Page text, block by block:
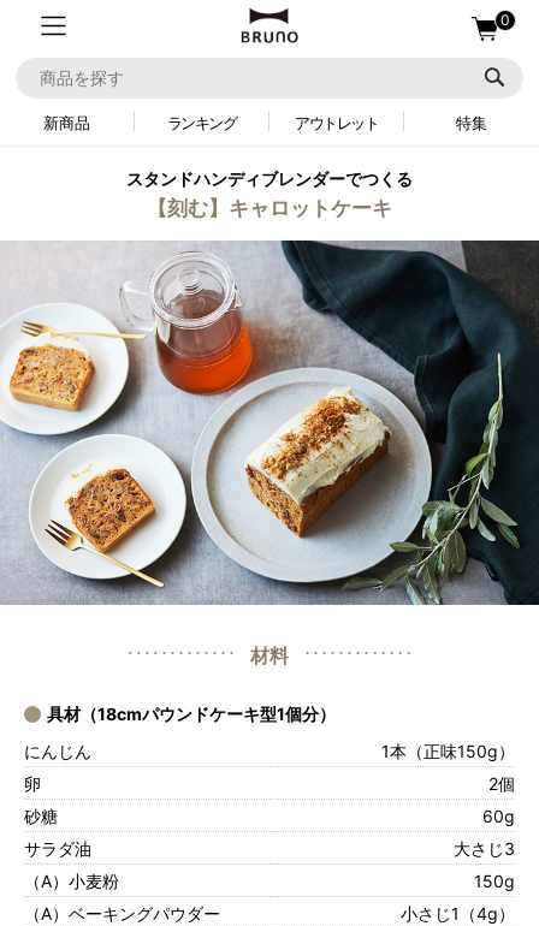
0
新商品 ランキング アウトレット 特集
スタンドハンディブレンダーでつくる
【刻む】キャロットケーキ
材料
具材（18cmパウンドケーキ型1個分）
にんじん
1本（正味150g）
卵
2個
砂糖
60g
サラダ油
大さじ3
（A）小麦粉
150g
（A）ベーキングパウダー
小さじ1（4g）